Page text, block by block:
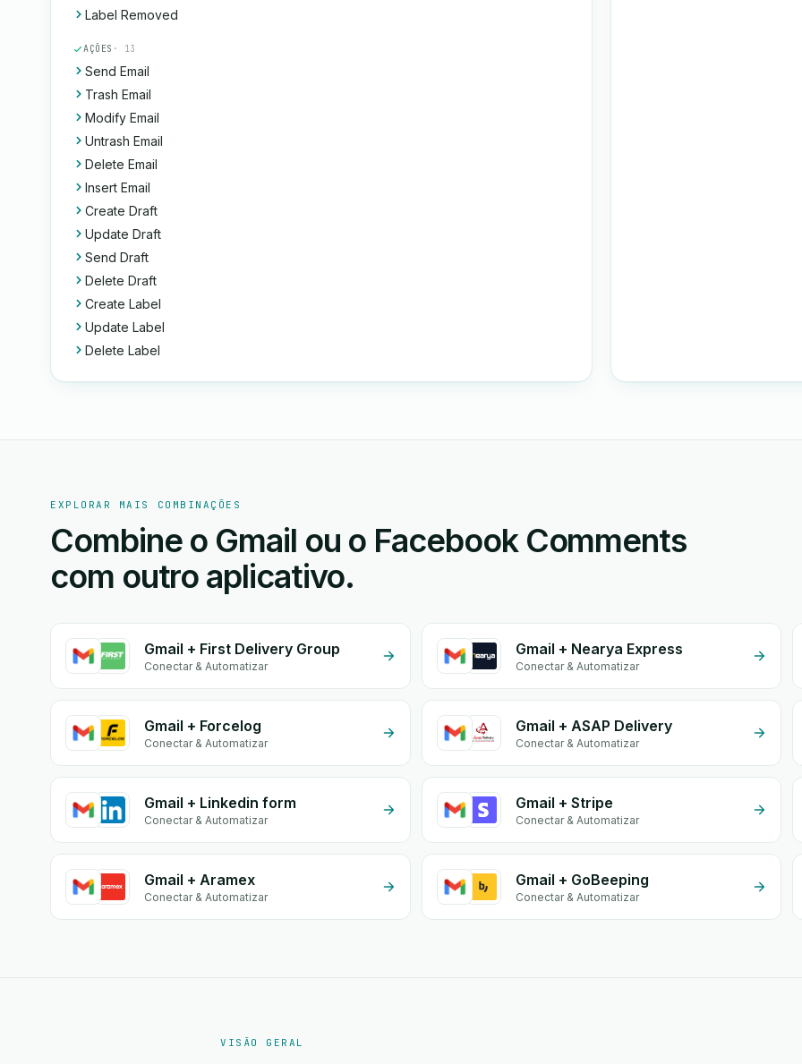
Label Removed
AÇÕES · 13
Send Email
Trash Email
Modify Email
Untrash Email
Delete Email
Insert Email
Create Draft
Update Draft
Send Draft
Delete Draft
Create Label
Update Label
Delete Label
EXPLORAR MAIS COMBINAÇÕES
Combine o Gmail ou o Facebook Comments
com outro aplicativo.
Gmail + First Delivery Group
Conectar & Automatizar
Gmail + Nearya Express
Conectar & Automatizar
Gmail + Forcelog
Conectar & Automatizar
Gmail + ASAP Delivery
Conectar & Automatizar
Gmail + Linkedin form
Conectar & Automatizar
Gmail + Stripe
Conectar & Automatizar
Gmail + Aramex
Conectar & Automatizar
Gmail + GoBeeping
Conectar & Automatizar
VISÃO GERAL